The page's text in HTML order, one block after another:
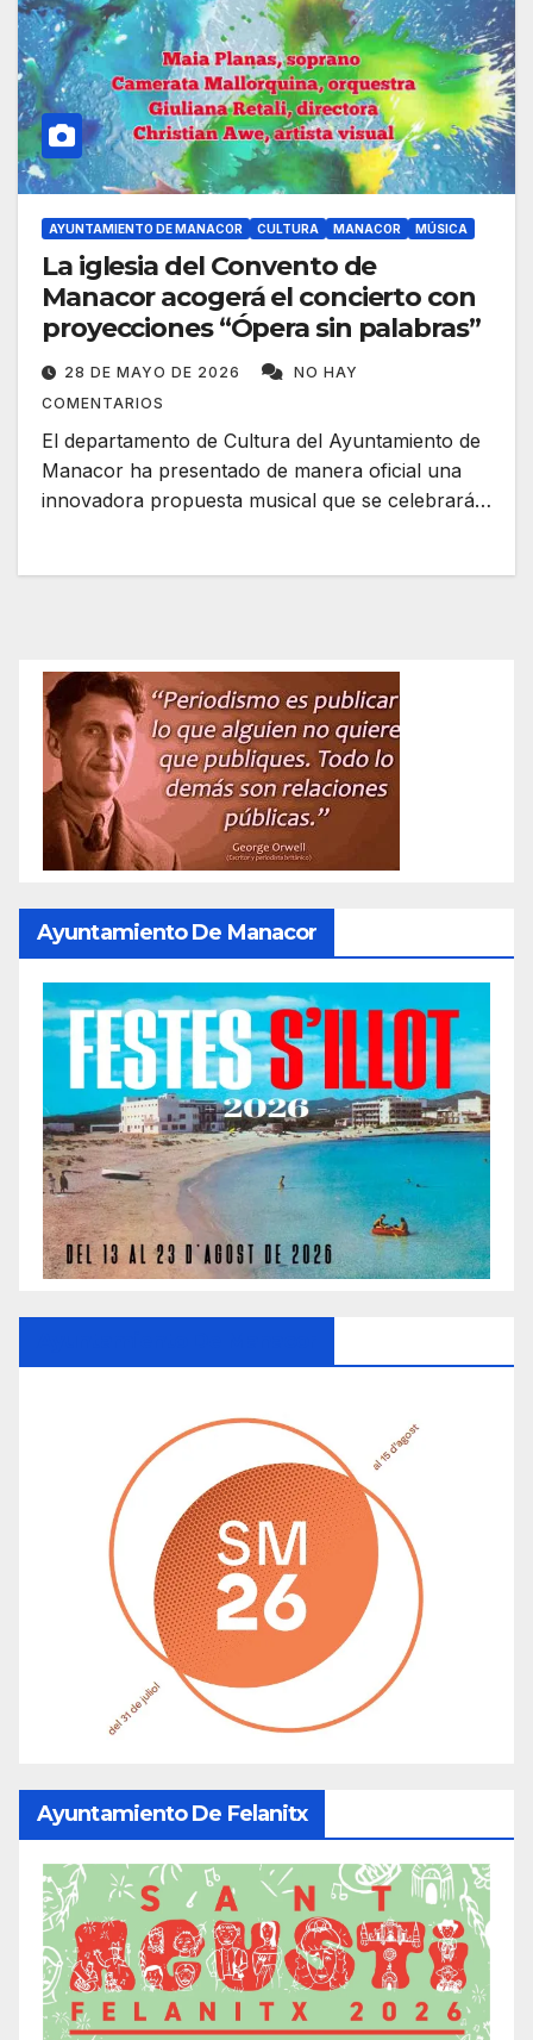
AYUNTAMIENTO DE MANACOR CULTURA MANACOR MÚSICA
La iglesia del Convento de
Manacor acogerá el concierto con
proyecciones “Ópera sin palabras”
28 DE MAYO DE 2026
NO HAY
COMENTARIOS
El departamento de Cultura del Ayuntamiento de
Manacor ha presentado de manera oficial una
innovadora propuesta musical que se celebrará…
Ayuntamiento De Manacor
Ayuntamiento De Felanitx